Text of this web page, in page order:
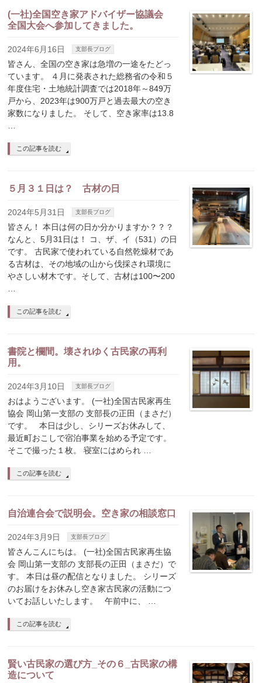
(一社)全国空き家アドバイザー協議会
全国大会へ参加してきました。
2024年6月16日 支部長ブログ
皆さん、全国の空き家は急増の一途をたどっ
ています。 ４月に発表された総務省の令和５
年度住宅・土地統計調査では2018年～849万
戸から、2023年は900万戸と過去最大の空き
家数になりました。 そして、空き家率は13.8
この記事を読む
５月３１日は？ 古材の日
2024年5月31日 支部長ブログ
皆さん！ 本日は何の日か分かりますか？？？
なんと、5月31日は！ コ、ザ、イ（531）の日
です。 古民家で使われている自然乾燥材であ
る古材は、その地域の山から伐採され環境に
やさしい材木です。そして、古材は100〜200
この記事を読む
書院と欄間。壊されゆく古民家の再利
用。
2024年3月10日 支部長ブログ
おはようございます。 (一社)全国古民家再生
協会 岡山第一支部の 支部長の正田（まさだ）
です。 本日は少し、シリーズお休みして、
最近町おこしで宿泊事業を始める予定です。
そこで撮った１枚。 寝室にはめられ …
この記事を読む
自治連合会で説明会。空き家の相談窓口
2024年3月9日 支部長ブログ
皆さんこんにちは。 (一社)全国古民家再生協
会 岡山第一支部の 支部長の正田（まさだ）で
す。 本日は昼の配信となりました。 シリーズ
のお届けをお休みし空き家古民家の活動につ
いてお話しいたします。 午前中に、 …
この記事を読む
賢い古民家の選び方_その６_古民家の構
造について